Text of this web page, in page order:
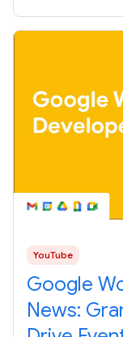
YouTube
Google
News: